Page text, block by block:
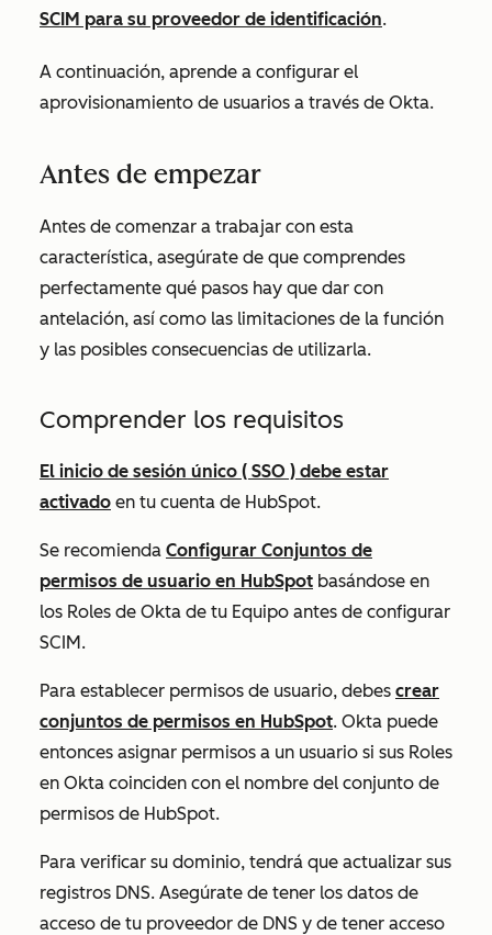
SCIM para su proveedor de identificación.
A continuación, aprende a configurar el
aprovisionamiento de usuarios a través de Okta.
Antes de empezar
Antes de comenzar a trabajar con esta
característica, asegúrate de que comprendes
perfectamente qué pasos hay que dar con
antelación, así como las limitaciones de la función
y las posibles consecuencias de utilizarla.
Comprender los requisitos
El inicio de sesión único ( SSO ) debe estar
activado en tu cuenta de HubSpot.
Se recomienda Configurar Conjuntos de
permisos de usuario en HubSpot basándose en
los Roles de Okta de tu Equipo antes de configurar
SCIM.
Para establecer permisos de usuario, debes crear
conjuntos de permisos en HubSpot. Okta puede
entonces asignar permisos a un usuario si sus Roles
en Okta coinciden con el nombre del conjunto de
permisos de HubSpot.
Para verificar su dominio, tendrá que actualizar sus
registros DNS. Asegúrate de tener los datos de
acceso de tu proveedor de DNS y de tener acceso